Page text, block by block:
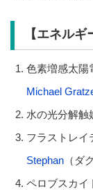
【エネルギ
色素増感太
Michael
水の光分解
フラストレイ
Stephan（ダ
ペロブスカイ